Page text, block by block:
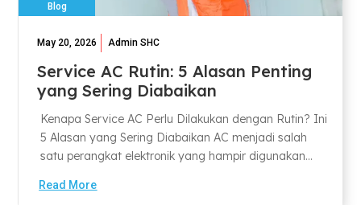
Blog
May 20, 2026 Admin SHC
Service AC Rutin: 5 Alasan Penting
yang Sering Diabaikan
Kenapa Service AC Perlu Dilakukan dengan Rutin? Ini
5 Alasan yang Sering Diabaikan AC menjadi salah
satu perangkat elektronik yang hampir digunakan...
Read More